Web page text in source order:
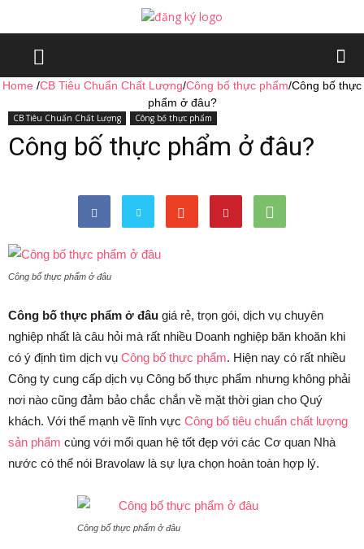
Home /CB Tiêu Chuẩn Chất Lượng/Công bố thực phẩm/Công bố thực
phẩm ở đâu?
CB Tiêu Chuẩn Chất Lượng Công bố thực phẩm
Công bố thực phẩm ở đâu?
Công bố thực phẩm ở đâu
Công bố thực phẩm ở đâu giá rẻ, trọn gói, dịch vụ chuyên
nghiệp nhất là câu hỏi mà rất nhiều Doanh nghiệp băn khoăn khi
có ý định tìm dịch vụ Công bố thực phẩm. Hiện nay có rất nhiều
Công ty cung cấp dịch vụ Công bố thực phẩm nhưng không phải
nơi nào cũng đảm bảo chắc chắn về mặt thời gian cho Quý
khách. Với thế mạnh về lĩnh vực Công bố tiêu chuẩn chất lượng
sản phẩm cùng với mối quan hệ tốt đẹp với các Cơ quan Nhà
nước có thể nói Bravolaw là sự lựa chọn hoàn toàn hợp lý.
Công bố thực phẩm ở đâu